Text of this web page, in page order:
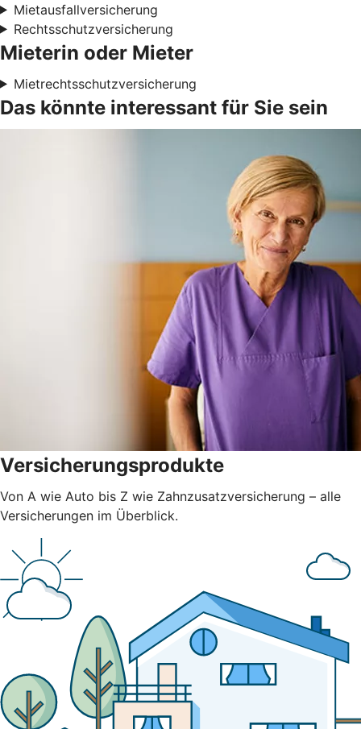
Mietausfallversicherung
Rechtsschutzversicherung
Mieterin oder Mieter
Mietrechtsschutzversicherung
Das könnte interessant für Sie sein
Versicherungsprodukte
Von A wie Auto bis Z wie Zahnzusatzversicherung – alle
Versicherungen im Überblick.